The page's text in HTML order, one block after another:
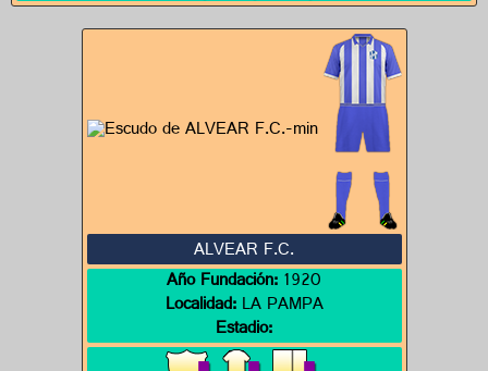
ALVEAR F.C.
Año Fundación:1920
Localidad:LA PAMPA
Estadio: